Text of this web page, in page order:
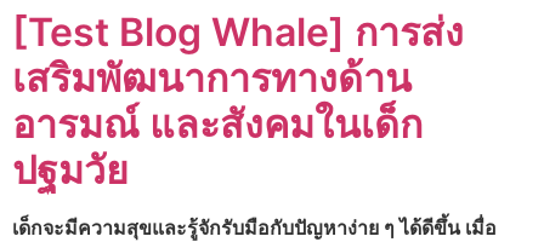
[Test Blog Whale] การส่ง
เสริมพัฒนาการทางด้าน
อารมณ์ และสังคมในเด็ก
ปฐมวัย
เด็กจะมีความสุขและรู้จักรับมือกับปัญหาง่าย ๆ ได้ดีขึ้น เมื่อ